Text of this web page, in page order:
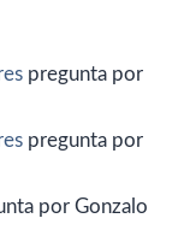
pregunta por
pregunta por
por Gonzalo